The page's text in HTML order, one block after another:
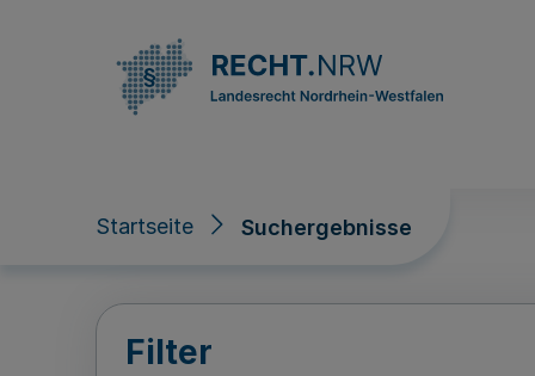
Startseite Suchergebnisse
Suchergebnisse
Filter